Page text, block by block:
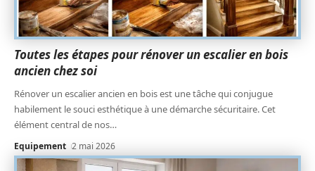
Toutes les étapes pour rénover un escalier en bois
ancien chez soi
Rénover un escalier ancien en bois est une tâche qui conjugue
habilement le souci esthétique à une démarche sécuritaire. Cet
élément central de nos…
Equipement 2 mai 2026